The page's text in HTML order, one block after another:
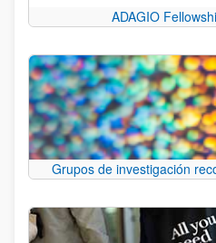
ADAGIO
Grupos de investigación